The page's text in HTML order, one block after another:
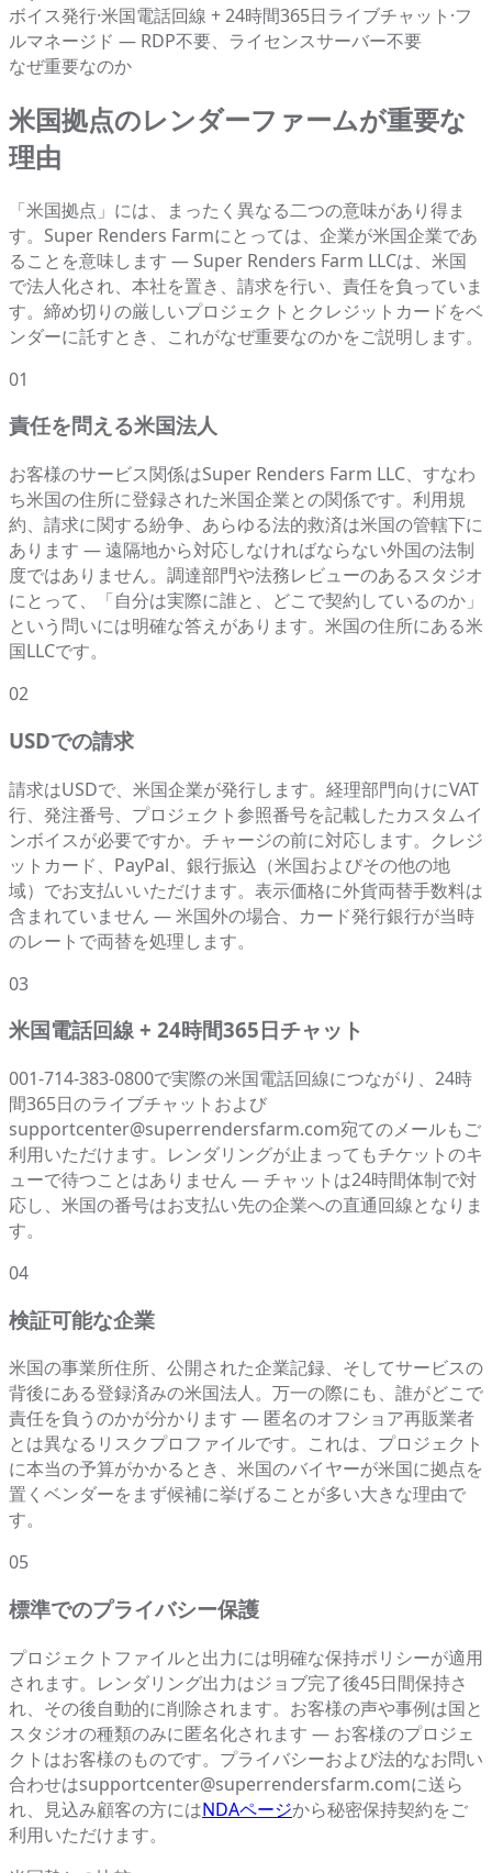
ボイス発行·米国電話回線 + 24時間365日ライブチャット ·フ
ルマネージド — RDP不要、ライセンスサーバー不要
なぜ重要なのか
米国拠点のレンダーファームが重要な
理由
「米国拠点」には、まったく異なる二つの意味があり得ま
す。Super Renders Farmにとっては、企業が米国企業であ
ることを意味します — Super Renders Farm LLCは、米国
で法人化され、本社を置き、請求を行い、責任を負っていま
す。締め切りの厳しいプロジェクトとクレジットカードをベ
ンダーに託すとき、これがなぜ重要なのかをご説明します。
01
責任を問える米国法人
お客様のサービス関係はSuper Renders Farm LLC、すなわ
ち米国の住所に登録された米国企業との関係です。利用規
約、請求に関する紛争、あらゆる法的救済は米国の管轄下に
あります — 遠隔地から対応しなければならない外国の法制
度ではありません。調達部門や法務レビューのあるスタジオ
にとって、「自分は実際に誰と、どこで契約しているのか」
という問いには明確な答えがあります。米国の住所にある米
国LLCです。
02
USDでの請求
請求はUSDで、米国企業が発行します。経理部門向けにVAT
行、発注番号、プロジェクト参照番号を記載したカスタムイ
ンボイスが必要ですか。チャージの前に対応します。クレジ
ットカード、PayPal、銀行振込（米国およびその他の地
域）でお支払いいただけます。表示価格に外貨両替手数料は
含まれていません — 米国外の場合、カード発行銀行が当時
のレートで両替を処理します。
03
米国電話回線 + 24時間365日チャット
001-714-383-0800で実際の米国電話回線につながり、24時
間365日のライブチャットおよび
supportcenter@superrendersfarm.com宛てのメールもご
利用いただけます。レンダリングが止まってもチケットのキ
ューで待つことはありません — チャットは24時間体制で対
応し、米国の番号はお支払い先の企業への直通回線となりま
す。
04
検証可能な企業
米国の事業所住所、公開された企業記録、そしてサービスの
背後にある登録済みの米国法人。万一の際にも、誰がどこで
責任を負うのかが分かります — 匿名のオフショア再販業者
とは異なるリスクプロファイルです。これは、プロジェクト
に本当の予算がかかるとき、米国のバイヤーが米国に拠点を
置くベンダーをまず候補に挙げることが多い大きな理由で
す。
05
標準でのプライバシー保護
プロジェクトファイルと出力には明確な保持ポリシーが適用
されます。レンダリング出力はジョブ完了後45日間保持さ
れ、その後自動的に削除されます。お客様の声や事例は国と
スタジオの種類のみに匿名化されます — お客様のプロジェ
クトはお客様のものです。プライバシーおよび法的なお問い
合わせはsupportcenter@superrendersfarm.comに送ら
れ、見込み顧客の方にはNDAページから秘密保持契約をご
利用いただけます。